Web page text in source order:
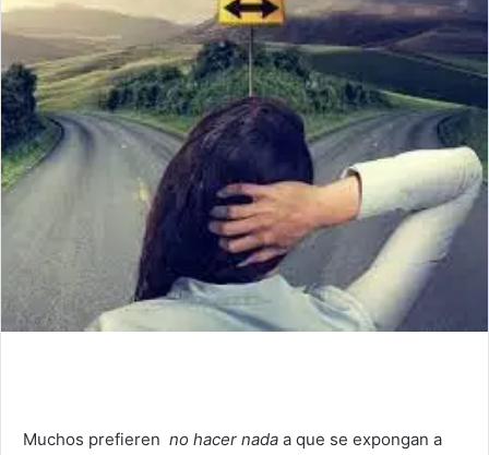
Muchos prefieren no hacer nada a que se expongan a